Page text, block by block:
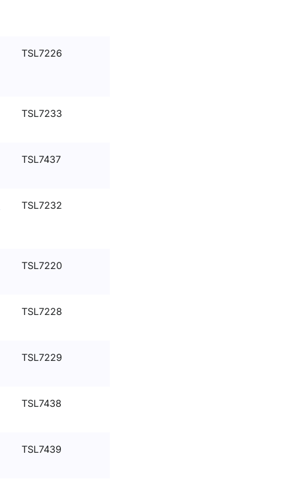
TSL7226
TSL7233
TSL7437
TSL7232
TSL7220
TSL7228
TSL7229
TSL7438
TSL7439